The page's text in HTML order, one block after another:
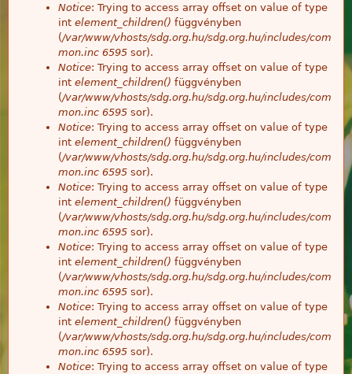
Notice: Trying to access array offset on value of type
int element_children() függvényben
(/var/www/vhosts/sdg.org.hu/sdg.org.hu/includes/com
mon.inc 6595 sor).
Notice: Trying to access array offset on value of type
int element_children() függvényben
(/var/www/vhosts/sdg.org.hu/sdg.org.hu/includes/com
mon.inc 6595 sor).
Notice: Trying to access array offset on value of type
int element_children() függvényben
(/var/www/vhosts/sdg.org.hu/sdg.org.hu/includes/com
mon.inc 6595 sor).
Notice: Trying to access array offset on value of type
int element_children() függvényben
(/var/www/vhosts/sdg.org.hu/sdg.org.hu/includes/com
mon.inc 6595 sor).
Notice: Trying to access array offset on value of type
int element_children() függvényben
(/var/www/vhosts/sdg.org.hu/sdg.org.hu/includes/com
mon.inc 6595 sor).
Notice: Trying to access array offset on value of type
int element_children() függvényben
(/var/www/vhosts/sdg.org.hu/sdg.org.hu/includes/com
mon.inc 6595 sor).
Notice: Trying to access array offset on value of type